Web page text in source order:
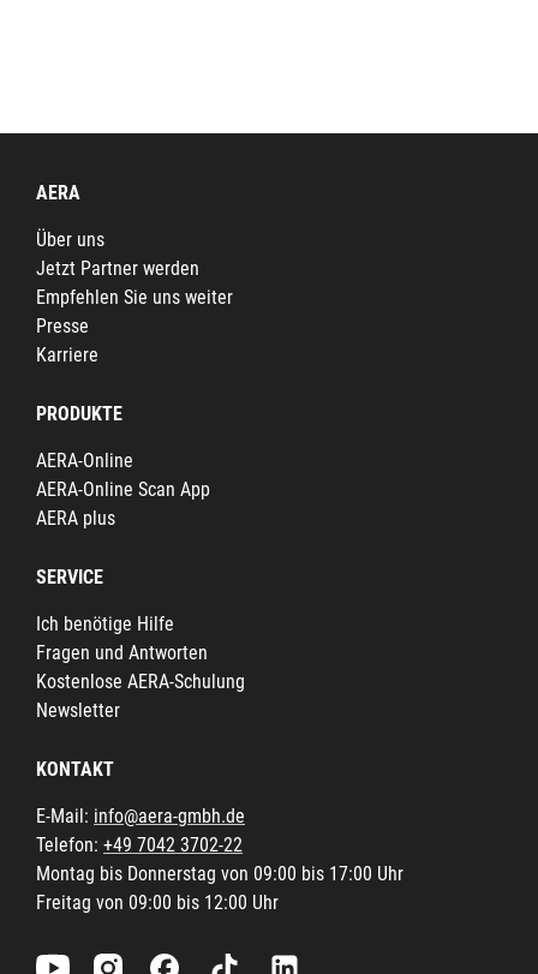
AERA
Über uns
Jetzt Partner werden
Empfehlen Sie uns weiter
Presse
Karriere
PRODUKTE
AERA-Online
AERA-Online Scan App
AERA plus
SERVICE
Ich benötige Hilfe
Fragen und Antworten
Kostenlose AERA-Schulung
Newsletter
KONTAKT
E-Mail: info@aera-gmbh.de
Telefon: +49 7042 3702-22
Montag bis Donnerstag von 09:00 bis 17:00 Uhr
Freitag von 09:00 bis 12:00 Uhr